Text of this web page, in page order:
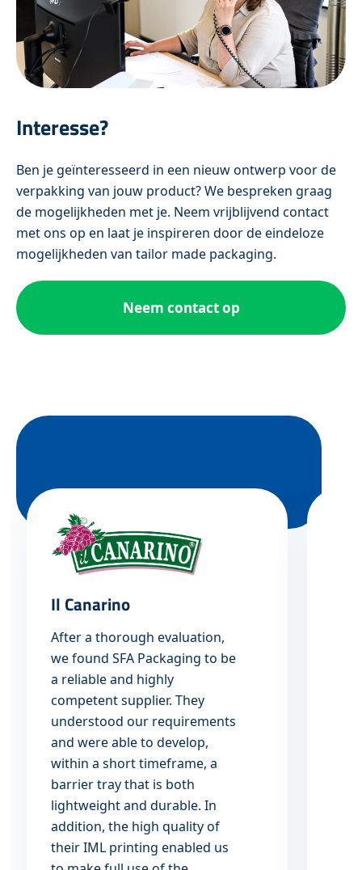
Interesse?
Ben je geïnteresseerd in een nieuw ontwerp voor de
verpakking van jouw product? We bespreken graag
de mogelijkheden met je. Neem vrijblijvend contact
met ons op en laat je inspireren door de eindeloze
mogelijkheden van tailor made packaging.
Neem contact op
Il Canarino
After a thorough evaluation,
we found SFA Packaging to be
a reliable and highly
competent supplier. They
understood our requirements
and were able to develop,
within a short timeframe, a
barrier tray that is both
lightweight and durable. In
addition, the high quality of
their IML printing enabled us